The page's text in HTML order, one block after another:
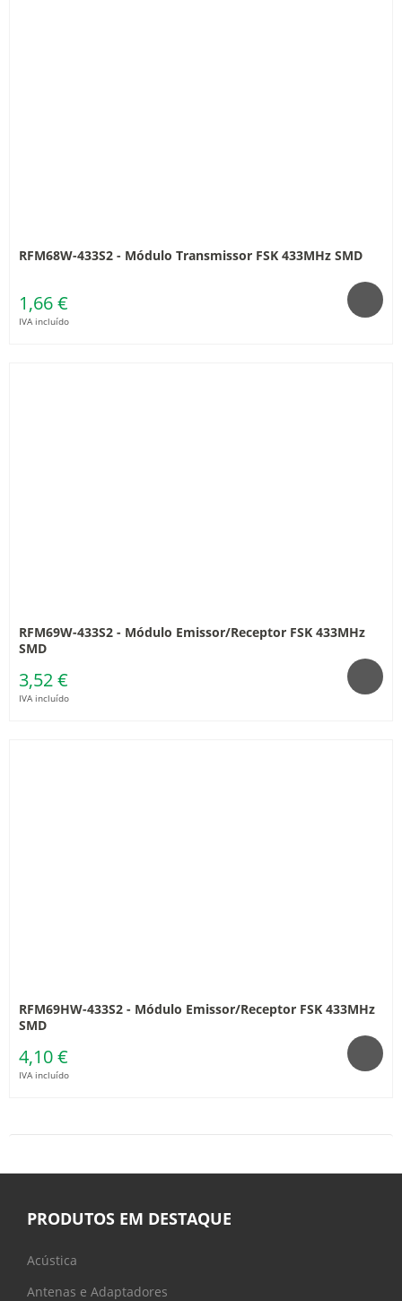
RFM68W-433S2 - Módulo Transmissor FSK 433MHz SMD
1,66 €
IVA incluído
RFM69W-433S2 - Módulo Emissor/Receptor FSK 433MHz
SMD
3,52 €
IVA incluído
RFM69HW-433S2 - Módulo Emissor/Receptor FSK 433MHz
SMD
4,10 €
IVA incluído
PRODUTOS EM DESTAQUE
Acústica
Antenas e Adaptadores